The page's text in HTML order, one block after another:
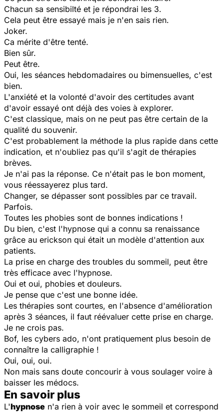
Chacun sa sensibilté et je répondrai les 3.
Cela peut être essayé mais je n'en sais rien.
Joker.
Ca mérite d'être tenté.
Bien sûr.
Peut être.
Oui, les séances hebdomadaires ou bimensuelles, c'est
bien.
L'anxiété et la volonté d'avoir des certitudes avant
d'avoir essayé ont déjà des voies à explorer.
C'est classique, mais on ne peut pas être certain de la
qualité du souvenir.
C'est probablement la méthode la plus rapide dans cette
indication, et n'oubliez pas qu'il s'agit de thérapies
brèves.
Je n'ai pas la réponse. Ce n'était pas le bon moment,
vous réessayerez plus tard.
Changer, se dépasser sont possibles par ce travail.
Parfois.
Toutes les phobies sont de bonnes indications !
Du bien, c'est l'hypnose qui a connu sa renaissance
grâce au erickson qui était un modèle d'attention aux
patients.
La prise en charge des troubles du sommeil, peut être
très efficace avec l'hypnose.
Oui et oui, phobies et douleurs.
Je pense que c'est une bonne idée.
Les thérapies sont courtes, en l'absence d'amélioration
après 3 séances, il faut réévaluer cette prise en charge.
Je ne crois pas.
Bof, les cybers ado, n'ont pratiquement plus besoin de
connaître la calligraphie !
Oui, oui, oui.
Non mais sans doute concourir à vous soulager voire à
baisser les médocs.
En savoir plus
L'hypnose n'a rien à voir avec le sommeil et correspond